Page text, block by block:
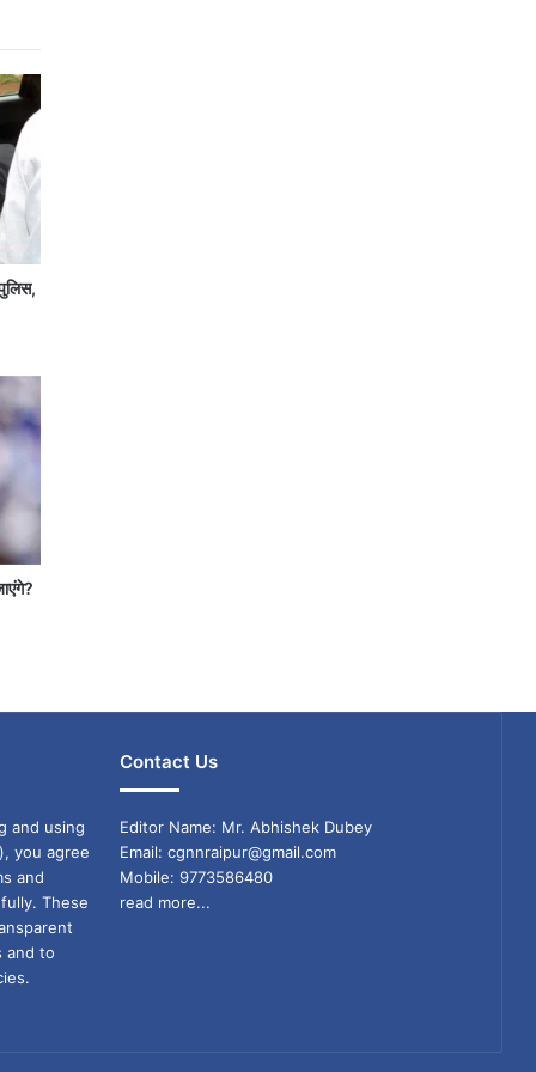
and using
you agree
and
These
and to
Contact Us
Editor Name: Mr. Abhishek Dubey
Email: cgnnraipur@gmail.com
Mobile: 9773586480
read more...